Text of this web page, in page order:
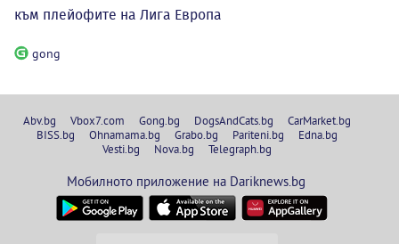
към плейофите на Лига Европа
gong
Abv.bg Vbox7.com Gong.bg DogsAndCats.bg
CarMarket.bg
BISS.bg
Ohnamama.bg Grabo.bg Pariteni.bg
Edna.bg
Vesti.bg
Nova.bg Telegraph.bg
Мобилното приложение на Dariknews.bg